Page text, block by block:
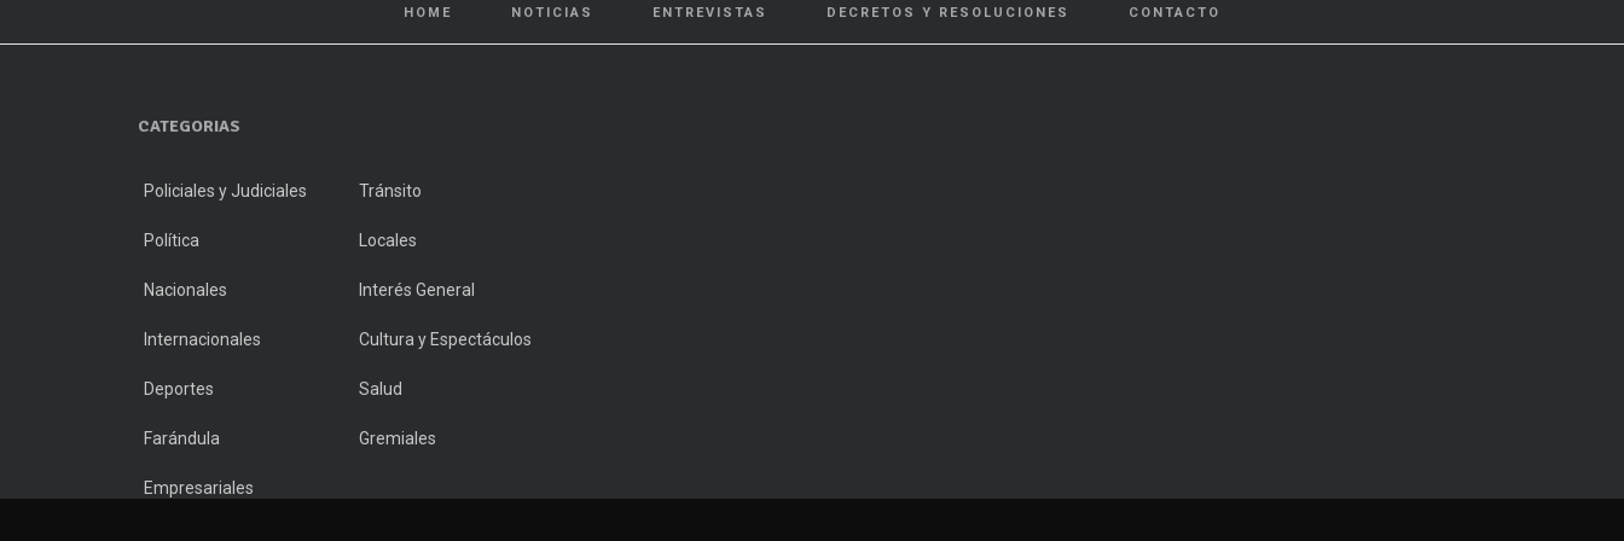
HOME NOTICIAS ENTREVISTAS DECRETOS Y RESOLUCIONES CONTACTO
CATEGORIAS
Policiales y Judiciales Tránsito
Política Locales
Nacionales Interés General
Internacionales Cultura y Espectáculos
Deportes Salud
Farándula Gremiales
Empresariales